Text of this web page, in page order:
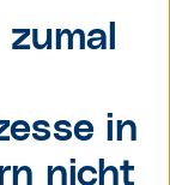
in
nicht